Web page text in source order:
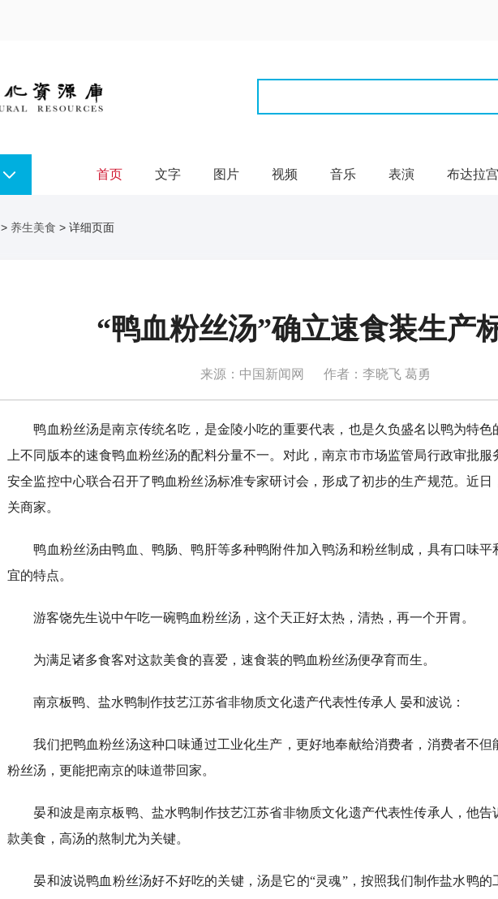
首页 文字 图片 视频 音乐 表演 布达拉宫
> 养生美食 > 详细页面
“鸭血粉丝汤”确立速食装生产
来源：中国新闻网 作者：李晓飞 葛勇
鸭血粉丝汤是南京传统名吃，是金陵小吃的重要代表，也是久负盛名以鸭为特色
上不同版本的速食鸭血粉丝汤的配料分量不一。对此，南京市市场监管局行政审批
安全监控中心联合召开了鸭血粉丝汤标准专家研讨会，形成了初步的生产规范。近日
关商家。
鸭血粉丝汤由鸭血、鸭肠、鸭肝等多种鸭附件加入鸭汤和粉丝制成，具有口味平
宜的特点。
游客饶先生说中午吃一碗鸭血粉丝汤，这个天正好太热，清热，再一个开胃。
为满足诸多食客对这款美食的喜爱，速食装的鸭血粉丝汤便孕育而生。
南京板鸭、盐水鸭制作技艺江苏省非物质文化遗产代表性传承人 晏和波说：
我们把鸭血粉丝汤这种口味通过工业化生产，更好地奉献给消费者，消费者不但
粉丝汤，更能把南京的味道带回家。
晏和波是南京板鸭、盐水鸭制作技艺江苏省非物质文化遗产代表性传承人，他告
款美食，高汤的熬制尤为关键。
晏和波说鸭血粉丝汤好不好吃的关键，汤是它的“灵魂”，按照我们制作盐水鸭的